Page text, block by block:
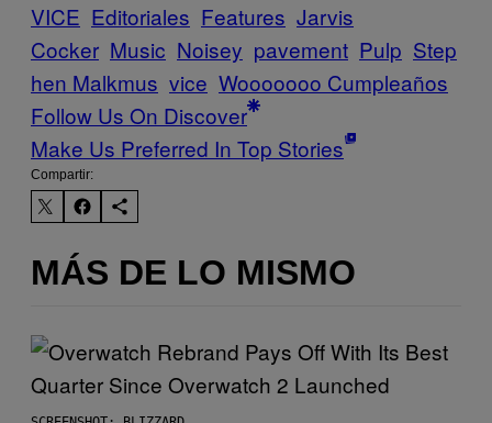
VICE Editoriales Features Jarvis
Cocker Music Noisey pavement Pulp Step
hen Malkmus vice Wooooooo Cumpleaños
Follow Us On Discover
Make Us Preferred In Top Stories
Compartir:
MÁS DE LO MISMO